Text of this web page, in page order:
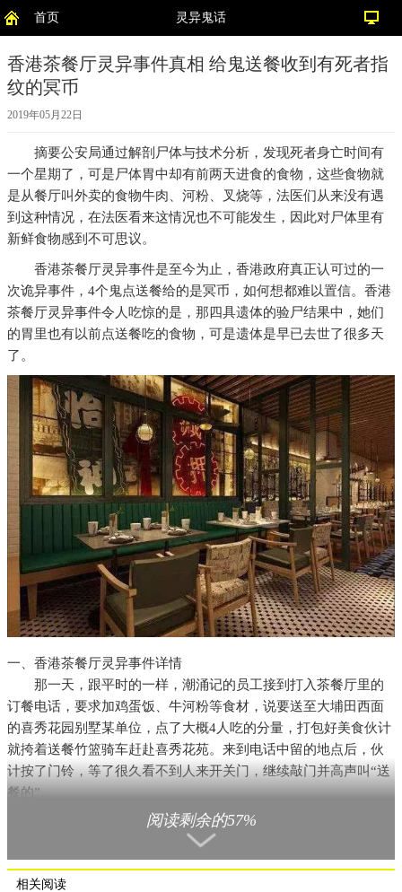
首页 灵异鬼话
香港茶餐厅灵异事件真相 给鬼送餐收到有死者指
纹的冥币
2019年05月22日
摘要公安局通过解剖尸体与技术分析，发现死者身亡时间有
一个星期了，可是尸体胃中却有前两天进食的食物，这些食物就
是从餐厅叫外卖的食物牛肉、河粉、叉烧等，法医们从来没有遇
到这种情况，在法医看来这情况也不可能发生，因此对尸体里有
新鲜食物感到不可思议。
香港茶餐厅灵异事件是至今为止，香港政府真正认可过的一
次诡异事件，4个鬼点送餐给的是冥币，如何想都难以置信。香港
茶餐厅灵异事件令人吃惊的是，那四具遗体的验尸结果中，她们
的胃里也有以前点送餐吃的食物，可是遗体是早已去世了很多天
了。
一、香港茶餐厅灵异事件详情
那一天，跟平时的一样，潮涌记的员工接到打入茶餐厅里的
订餐电话，要求加鸡蛋饭、牛河粉等食材，说要送至大埔田西面
的喜秀花园别墅某单位，点了大概4人吃的分量，打包好美食伙计
就挎着送餐竹篮骑车赶赴喜秀花苑。来到电话中留的地点后，伙
计按了门铃，等了很久看不到人来开关门，继续敲门并高声叫“送
餐的”。
没多久，门开过1个不大的缝，把钱从门缝里递出来，叫伙计
把送餐放到门前就可以了，伙计里感觉很怪异，可是照做了，因
此就回了潮涌记饭店。
阅读剩余的57%
相关阅读